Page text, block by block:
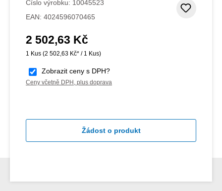
Číslo výrobku: 10045523
EAN: 4024596070465
Běžná cena:
2 502,63 Kč
1 Kus (2 502,63 Kč* / 1 Kus)
Zobrazit ceny s DPH?
Ceny včetně DPH, plus doprava
Žádost o produkt